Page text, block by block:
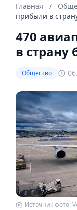
Главная /
прибыли в
470
в страну
Общество
Источник фото: